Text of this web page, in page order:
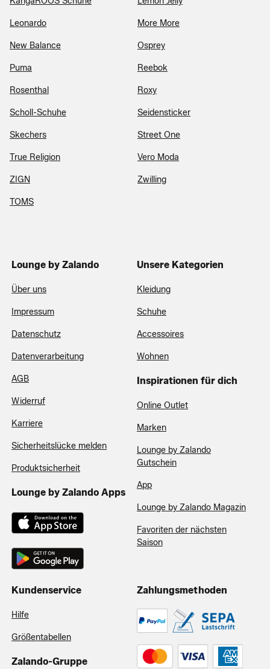
Leonardo More More
New Balance Osprey
Puma Reebok
Rosenthal Roxy
Scholl-Schuhe Seidensticker
Skechers Street One
True Religion Vero Moda
ZIGN Zwilling
TOMS
Lounge by Zalando
Über uns
Impressum
Datenschutz
Datenverarbeitung
AGB
Widerruf
Karriere
Sicherheitslücke melden
Produktsicherheit
Lounge by Zalando Apps
Unsere Kategorien
Kleidung
Schuhe
Accessoires
Wohnen
Inspirationen für dich
Online Outlet
Marken
Lounge by Zalando
Gutschein
App
Lounge by Zalando Magazin
Favoriten der nächsten
Saison
Kundenservice
Hilfe
Größentabellen
Zalando-Gruppe
Zahlungsmethoden